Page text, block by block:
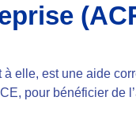
à elle, est une aide
pour bénéficier